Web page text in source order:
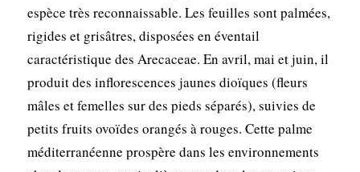
espèce très reconnaissable. Les feuilles sont palmées,
rigides et grisâtres, disposées en éventail
caractéristique des Arecaceae. En avril, mai et juin, il
produit des inflorescences jaunes dioïques (fleurs
mâles et femelles sur des pieds séparés), suivies de
petits fruits ovoïdes orangés à rouges. Cette palme
méditerranéenne prospère dans les environnements